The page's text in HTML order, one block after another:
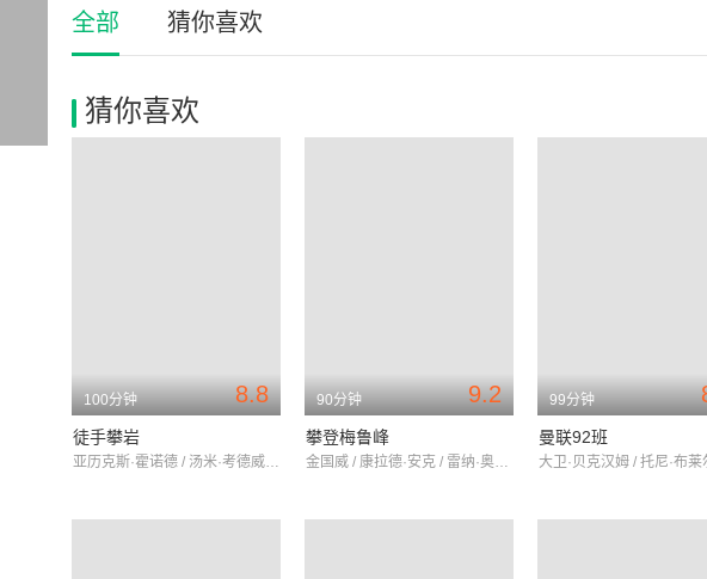
全部 猜你喜欢
猜你喜欢
8.8
100分钟
徒手攀岩
亚历克斯·霍诺德 / 汤米·考德威尔 / 金国威
9.2
90分钟
攀登梅鲁峰
金国威 / 康拉德·安克 / 雷纳·奥斯托克
99分钟
曼联92班